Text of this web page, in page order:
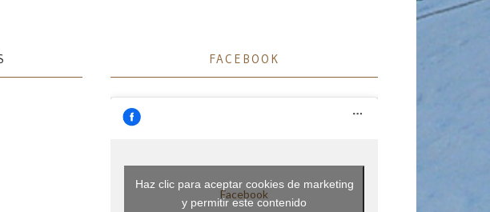
FACEBOOK
Facebook
Haz clic para aceptar cookies de marketing
y permitir este contenido